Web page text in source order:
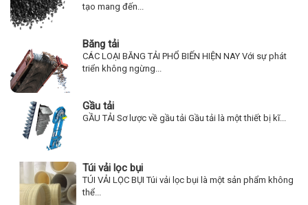
tạo mang đến...
Băng tải
CÁC LOẠI BĂNG TẢI PHỔ BIẾN HIỆN NAY Với sự phát
triển không ngừng...
Gầu tải
GẦU TẢI Sơ lược về gầu tải Gầu tải là một thiết bị kĩ...
Túi vải lọc bụi
TÚI VẢI LỌC BỤI Túi vải lọc bụi là một sản phẩm không
thể...